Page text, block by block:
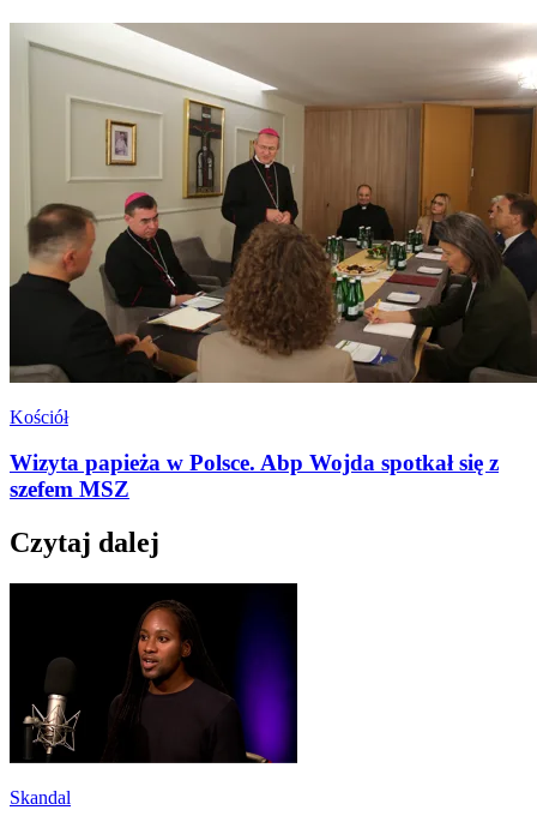
Kościół
Wizyta papieża w Polsce. Abp Wojda spotkał się z
szefem MSZ
Czytaj dalej
Skandal